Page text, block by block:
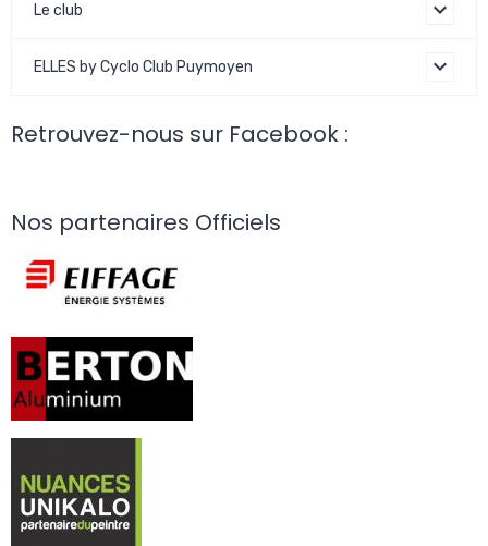
Le club
ELLES by Cyclo Club Puymoyen
Retrouvez-nous sur Facebook :
Nos partenaires Officiels